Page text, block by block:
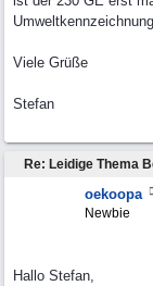
Viele Grüße
Stefan
oekoopa
Newbie
Hallo Stefan,